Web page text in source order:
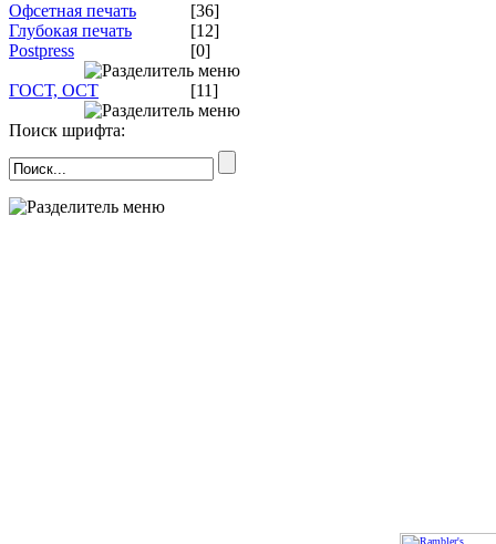
Офсетная печать
[36]
Глубокая печать
[12]
Postpress
[0]
ГОСТ, ОСТ [11]
Поиск шрифта: